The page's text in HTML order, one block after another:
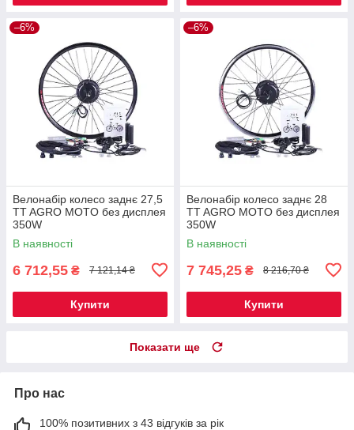
–6%
Велонабір колесо заднє 27,5
TT AGRO MOTO без дисплея
350W
В наявності
6 712,55 ₴ 7 121,14 ₴
Купити
–6%
Велонабір колесо заднє 28
TT AGRO MOTO без дисплея
350W
В наявності
7 745,25 ₴ 8 216,70 ₴
Купити
Показати ще
Про нас
100% позитивних з 43 відгуків за рік